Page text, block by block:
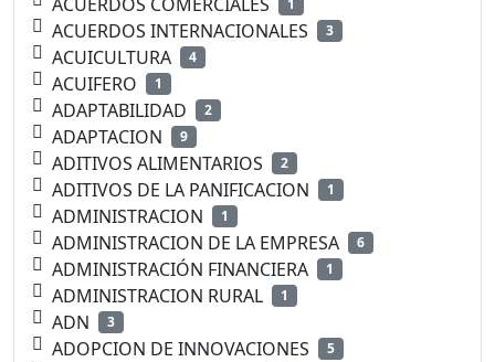
1
ACUERDOS INTERNACIONALES 3
ACUICULTURA 4
ACUIFERO 1
ADAPTABILIDAD 2
ADAPTACION 9
ADITIVOS ALIMENTARIOS 2
ADITIVOS DE LA PANIFICACION 1
ADMINISTRACION 1
ADMINISTRACION DE LA EMPRESA 6
ADMINISTRACIÓN FINANCIERA 1
ADMINISTRACION RURAL 1
ADN 3
ADOPCION DE INNOVACIONES 5